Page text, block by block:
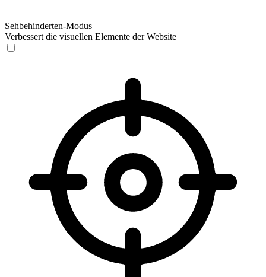
Sehbehinderten-Modus
Verbessert die visuellen Elemente der Website